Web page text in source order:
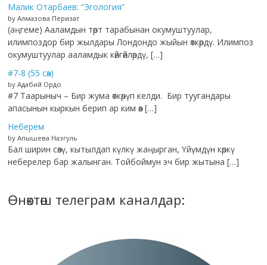
Малик Отарбаев: “Эгология”
by Алмазова Перизат
(аңгеме) Ааламдын төрт тарабынан окумуштуулар,
илимпоздор бир жылдары Лондондо жыйын өткөрдү. Илимпоз
окумуштуулар ааламдык көйгөйлөрдү, […]
#7-8 (55 сөз)
by Адабий Ордо
#7 Таарыныч – Бир жума өткөрүп келди. Бир туугандары
апасынын кыркын берип ар ким өз […]
Неберем
by Апышева Назгуль
Бал ширин сөзү, кытылдап күлкү жаңырган, Үйүмдүн көркү
неберелер бар жалынган. Тойбоймун эч бир жытына […]
Өнөктөш телеграм каналдар: